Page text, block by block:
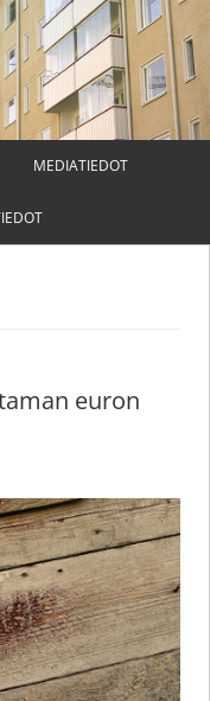
MEDIATIEDOT
euron